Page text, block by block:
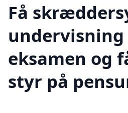
Få
eksamen og
styr på